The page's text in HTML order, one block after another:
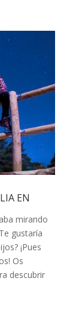
EN
mirando
gustaría
¡Pues
Os
descubrir